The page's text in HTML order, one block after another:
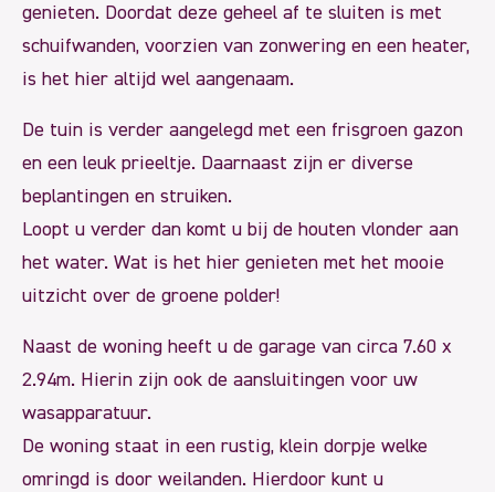
genieten. Doordat deze geheel af te sluiten is met
schuifwanden, voorzien van zonwering en een heater,
is het hier altijd wel aangenaam.
De tuin is verder aangelegd met een frisgroen gazon
en een leuk prieeltje. Daarnaast zijn er diverse
beplantingen en struiken.
Loopt u verder dan komt u bij de houten vlonder aan
het water. Wat is het hier genieten met het mooie
uitzicht over de groene polder!
Naast de woning heeft u de garage van circa 7.60 x
2.94m. Hierin zijn ook de aansluitingen voor uw
wasapparatuur.
De woning staat in een rustig, klein dorpje welke
omringd is door weilanden. Hierdoor kunt u